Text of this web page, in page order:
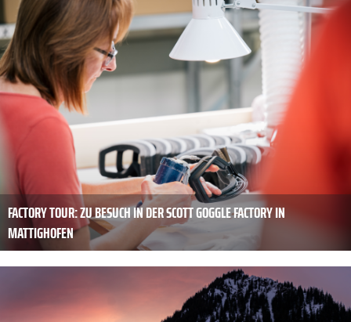
FACTORY TOUR: ZU BESUCH IN DER SCOTT GOGGLE FACTORY IN
MATTIGHOFEN